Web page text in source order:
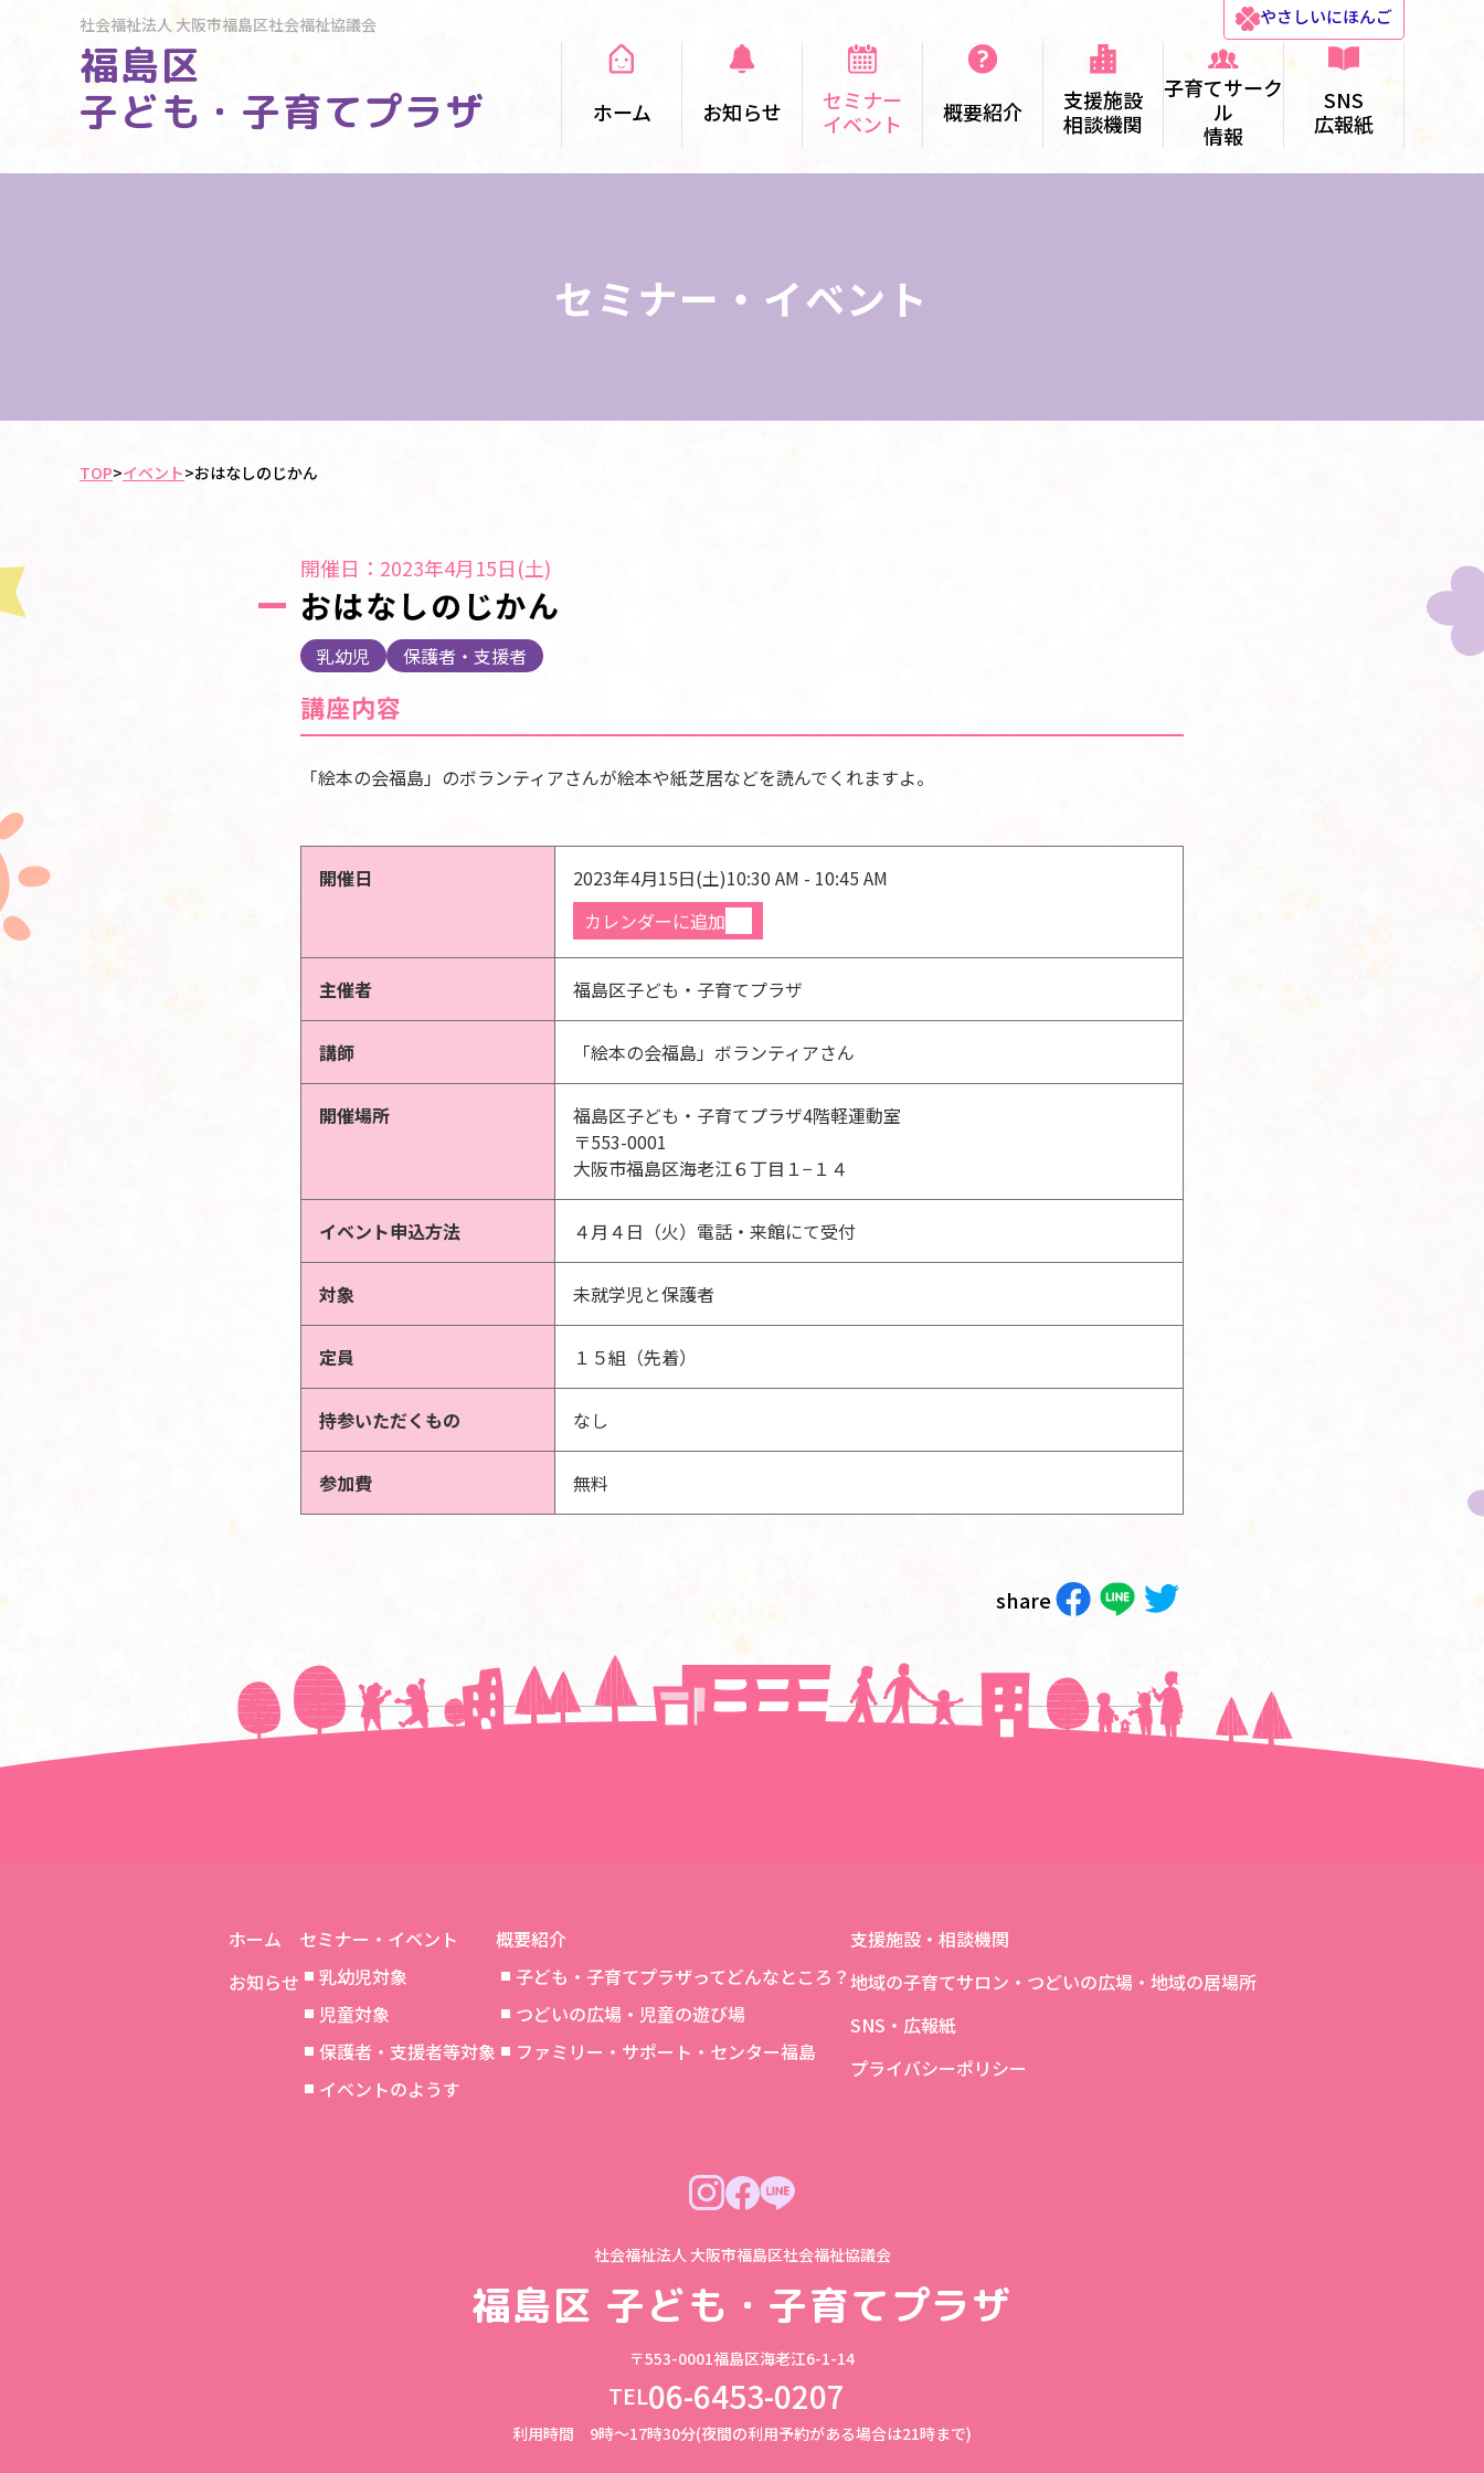
社会福祉法人大阪市福島区社会福祉協議会
福島区
子ども・子育てプラザ
やさしいにほんご
ホーム お知らせ
セミナー
イベント
概要紹介
支援施設
相談機関
子育てサーク
ル
情報
SNS
広報紙
セミナー・イベント
TOP>イベント>おはなしのじかん
開催日：2023年4月15日(土)
おはなしのじかん
乳幼児 保護者・支援者
講座内容
「絵本の会福島」のボランティアさんが絵本や紙芝居などを読んでくれますよ。
開催日 2023年4月15日(土)10:30 AM - 10:45 AM
カレンダーに追加
主催者 福島区子ども・子育てプラザ
講師 「絵本の会福島」ボランティアさん
開催場所
福島区子ども・子育てプラザ4階軽運動室
〒553-0001
大阪市福島区海老江６丁目１−１４
イベント申込方法 ４月４日（火）電話・来館にて受付
対象 未就学児と保護者
定員 １５組（先着）
持参いただくもの なし
参加費 無料
share
＜＜前の記事へ 次の記事へ＞＞
ホーム
お知らせ
セミナー・イベント
乳幼児対象
児童対象
保護者・支援者等対象
イベントのようす
概要紹介
子ども・子育てプラザってどんなところ？
つどいの広場・児童の遊び場
ファミリー・サポート・センター福島
支援施設・相談機関
地域の子育てサロン・つどいの広場・地域の居場所
SNS・広報紙
プライバシーポリシー
社会福祉法人 大阪市福島区社会福祉協議会
福島区 子ども・子育てプラザ
〒553-0001福島区海老江6-1-14
TEL06-6453-0207
利用時間 9時～17時30分(夜間の利用予約がある場合は21時まで)